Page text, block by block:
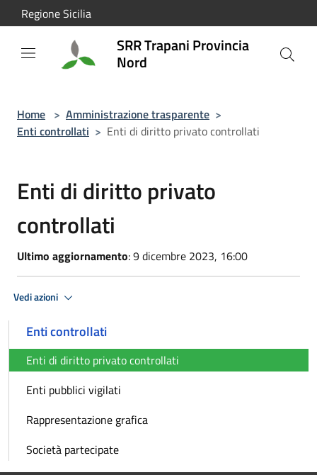
Salta al contenuto principale
Regione Sicilia
SRR Trapani Provincia
Nord
Home > Amministrazione trasparente >
Enti controllati > Enti di diritto privato controllati
Enti di diritto privato
controllati
Ultimo aggiornamento: 9 dicembre 2023, 16:00
Vedi azioni
Enti controllati
Enti di diritto privato controllati
Enti pubblici vigilati
Rappresentazione grafica
Società partecipate